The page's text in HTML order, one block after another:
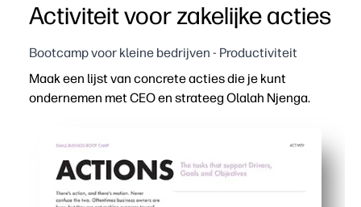
Activiteit voor zakelijke acties
Bootcamp voor kleine bedrijven - Productiviteit
Maak een lijst van concrete acties die je kunt
ondernemen met CEO en strateeg Olalah Njenga.